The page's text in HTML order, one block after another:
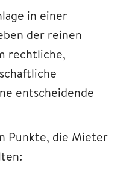
in einer
der reinen
rechtliche,
entscheidende
Punkte, die Mieter